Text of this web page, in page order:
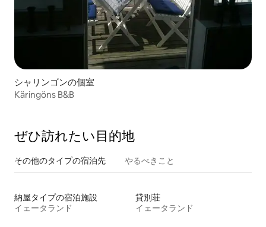
シャリンゴンの個室
Käringöns B&B
ぜひ訪⁠れ⁠た⁠い目⁠的⁠地
その他のタ⁠イ⁠プ⁠の宿⁠泊⁠先 やるべきこと
納屋タイプの宿泊施設
イェータランド
貸別荘
イェータランド